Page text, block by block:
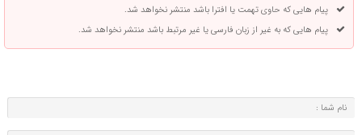
پیام هایی که حاوی تهمت یا افترا باشد منتشر نخواهد شد.
پیام هایی که به غیر از زبان فارسی یا غیر مرتبط باشد منتشر نخواهد شد.